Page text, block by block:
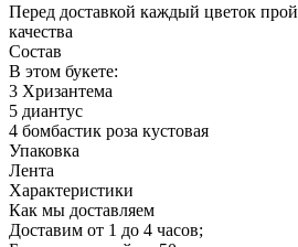
Перед доставкой каждый цветок
качества
Состав
В этом букете:
3 Хризантема
5 диантус
4 бомбастик роза кустовая
Упаковка
Лента
Характеристики
Как мы доставляем
Доставим от 1 до 4 часов;